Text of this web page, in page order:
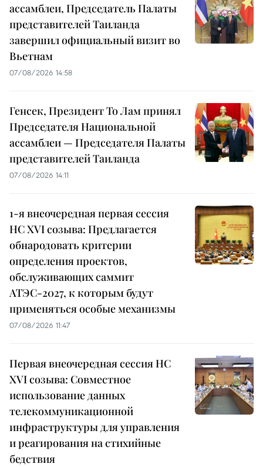
ассамблеи, Председатель Палаты
представителей Таиланда
завершил официальный визит во
Вьетнам
07/08/2026 14:58
Генсек, Президент То Лам принял
Председателя Национальной
ассамблеи — Председателя Палаты
представителей Таиланда
07/08/2026 14:11
1-я внеочередная первая сессия
НС XVI созыва: Предлагается
обнародовать критерии
определения проектов,
обслуживающих саммит
АТЭС-2027, к которым будут
применяться особые механизмы
07/08/2026 11:47
Первая внеочередная сессия НС
XVI созыва: Совместное
использование данных
телекоммуникационной
инфраструктуры для управления
и реагирования на стихийные
бедствия